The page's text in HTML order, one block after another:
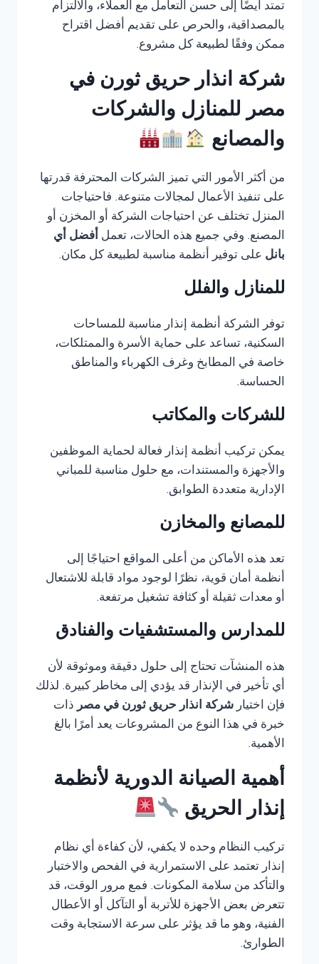
تمتد أيضًا إلى حسن التعامل مع العملاء، والالتزام
بالمصداقية، والحرص على تقديم أفضل اقتراح
ممكن وفقًا لطبيعة كل مشروع.
شركة انذار حريق ثورن في
مصر للمنازل والشركات
والمصانع
من أكثر الأمور التي تميز الشركات المحترفة قدرتها
على تنفيذ الأعمال لمجالات متنوعة. فاحتياجات
المنزل تختلف عن احتياجات الشركة أو المخزن أو
المصنع. وفي جميع هذه الحالات، تعمل أفضل أي
بانل على توفير أنظمة مناسبة لطبيعة كل مكان.
للمنازل والفلل
توفر الشركة أنظمة إنذار مناسبة للمساحات
السكنية، تساعد على حماية الأسرة والممتلكات،
خاصة في المطابخ وغرف الكهرباء والمناطق
الحساسة.
للشركات والمكاتب
يمكن تركيب أنظمة إنذار فعالة لحماية الموظفين
والأجهزة والمستندات، مع حلول مناسبة للمباني
الإدارية متعددة الطوابق.
للمصانع والمخازن
تعد هذه الأماكن من أعلى المواقع احتياجًا إلى
أنظمة أمان قوية، نظرًا لوجود مواد قابلة للاشتعال
أو معدات ثقيلة أو كثافة تشغيل مرتفعة.
للمدارس والمستشفيات والفنادق
هذه المنشآت تحتاج إلى حلول دقيقة وموثوقة لأن
أي تأخير في الإنذار قد يؤدي إلى مخاطر كبيرة. لذلك
فإن اختيار شركة انذار حريق ثورن في مصر ذات
خبرة في هذا النوع من المشروعات يعد أمرًا بالغ
الأهمية.
أهمية الصيانة الدورية لأنظمة
إنذار الحريق
تركيب النظام وحده لا يكفي، لأن كفاءة أي نظام
إنذار تعتمد على الاستمرارية في الفحص والاختبار
والتأكد من سلامة المكونات. فمع مرور الوقت، قد
تتعرض بعض الأجهزة للأتربة أو التآكل أو الأعطال
الفنية، وهو ما قد يؤثر على سرعة الاستجابة وقت
الطوارئ.